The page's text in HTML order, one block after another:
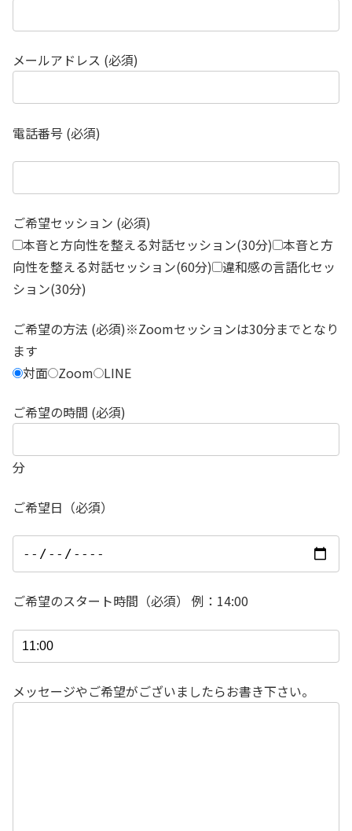
メールアドレス (必須)
電話番号 (必須)
ご希望セッション (必須)
本音と方向性を整える対話セッション(30分) 本音と方
向性を整える対話セッション(60分) 違和感の言語化セッ
ション(30分)
ご希望の方法 (必須)※Zoomセッションは30分までとなり
ます
対面 Zoom LINE
ご希望の時間 (必須)
分
ご希望日（必須）
ご希望のスタート時間（必須） 例：14:00
メッセージやご希望がございましたらお書き下さい。